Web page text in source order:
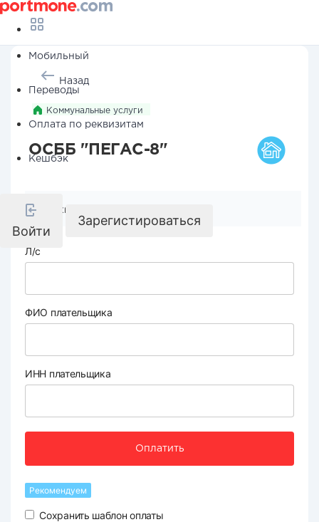
Мобильный
Переводы
Оплата по реквизитам
Кешбэк
Войти
Зарегистироваться
Назад
Коммунальные услуги
ОСББ "ПЕГАС-8"
Реквизиты компании
Л/с
ФИО плательщика
ИНН плательщика
Оплатить
Рекомендуем
Сохранить шаблон оплаты